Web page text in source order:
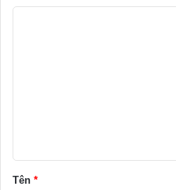
ậ
n
Tên *